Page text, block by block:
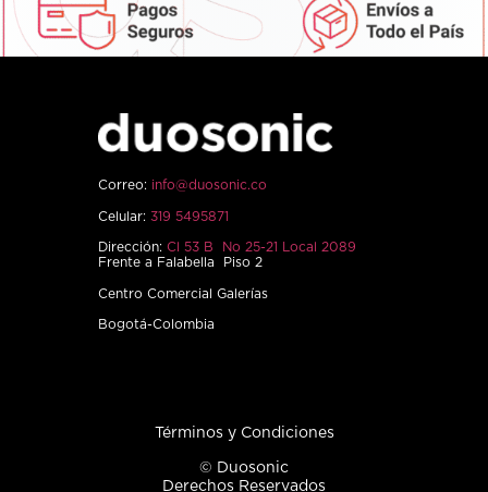
Correo: info@duosonic.co
Celular: 319 5495871
Dirección: Cl 53 B No 25-21 Local 2089
Frente a Falabella Piso 2
Centro Comercial Galerías
Bogotá-Colombia
Términos y Condiciones
© Duosonic
Derechos Reservados